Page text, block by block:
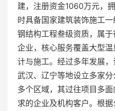
建，注册资金1060万元，
时具备国家建筑装饰施工一
钢结构工程叁级资质，属
企业，核心服务覆盖大型
计与施工。经过多年发展
武汉、辽宁等地设立多家
多个区域，其过往项目多
求的企业及机构客户。根